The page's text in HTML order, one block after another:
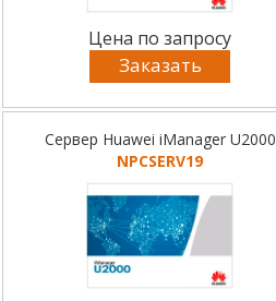
Цена по запросу
Заказать
Сервер Huawei iManager U2000
NPCSERV19